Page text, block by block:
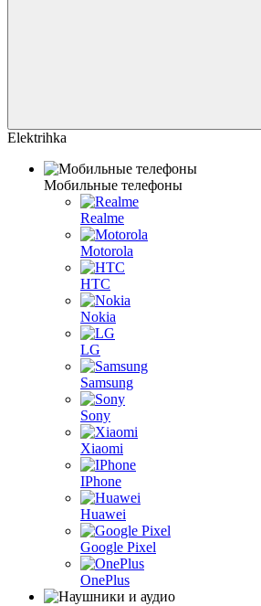
Elektrihka
Мобильные телефоны
Realme
Motorola
HTC
Nokia
LG
Samsung
Sony
Xiaomi
IPhone
Huawei
Google Pixel
OnePlus